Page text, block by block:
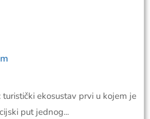
ekosustav prvi u kojem je
put jednog...